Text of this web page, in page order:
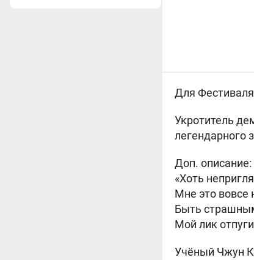
Для
Укротитель
легендарного
Доп. описание:
«Хоть
Мне это вовсе
Быть
Мой лик
Учёный Чжун